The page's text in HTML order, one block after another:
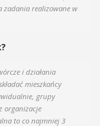
zadania realizowane w
i działania
mieszkańcy
grupy
organizacje
to co najmniej 3